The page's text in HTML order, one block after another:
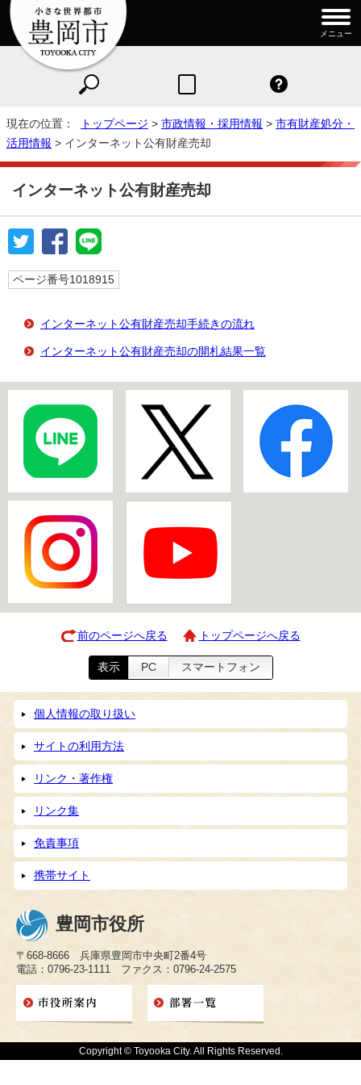
メニュー
現在の位置： トップページ > 市政情報・採用情報 > 市有財産処分・
活用情報 > インターネット公有財産売却
インターネット公有財産売却
ページ番号1018915
インターネット公有財産売却手続きの流れ
インターネット公有財産売却の開札結果一覧
前のページへ戻る トップページへ戻る
表示 PC スマートフォン
個人情報の取り扱い
サイトの利用方法
リンク・著作権
リンク集
免責事項
携帯サイト
豊岡市役所
〒668-8666 兵庫県豊岡市中央町2番4号
電話：0796-23-1111 ファクス：0796-24-2575
Copyright © Toyooka City. All Rights Reserved.